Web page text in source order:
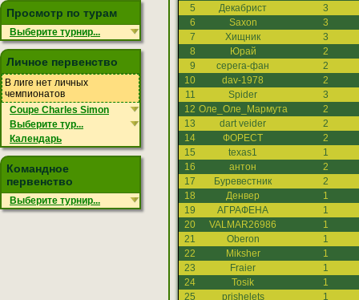
5
Декабрист
3
6
Saxon
3
7
Хищник
3
8
Юрай
2
9
серега-фан
2
10
dav-1978
2
11
Spider
3
12 Оле_Оле_Мармута
2
13
dart veider
2
14
ФОРЕСТ
2
15
texas1
1
16
антон
2
17
Буревестник
2
18
Денвер
1
19
АГРАФЕНА
1
20
VALMAR26986
1
21
Oberon
1
22
Miksher
1
23
Fraier
1
24
Tosik
1
25
prishelets
1
Просмотр по турам
Выберите турнир...
Личное первенство
В лиге нет личных
чемпионатов
Coupe Charles Simon
Выберите тур...
Календарь
Командное
первенство
Выберите турнир...